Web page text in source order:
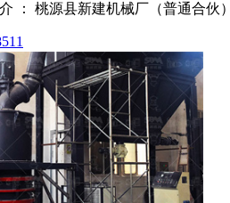
： 桃源县新建机械厂（普通合